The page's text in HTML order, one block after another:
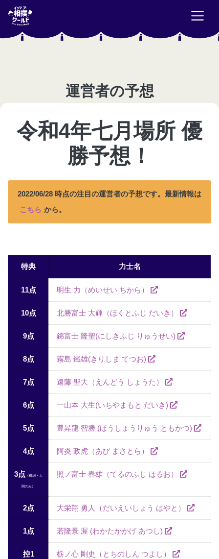
運営者の予想
令和4年七月場所 優
勝予想！
2022/06/28 時点の注目の運営者の予想です。最新情報は
こちら から。
特典 力士名
11点 明生 力（めいせい ちから）
10点 北勝富士 大輝（ほくとふじ だいき）
9点 錦富士 隆聖(にしきふじ りゅうせい)
8点 霧島 鐵雄(きりしま てつお)
7点 遠藤 聖大（えんどう しょうた）
6点 一山本 大生(いちやまもと だいき)
5点 豊昇龍 智勝 (ほうしょうりゅう ともかつ)
4点 阿炎 政虎（あび まさとら）
3点 （横綱・大
関のみ）
照ノ富士 春雄（てるのふじ はるお）
2点 大栄翔 勇人（だいえいしょう はやと）
1点 若隆景 渥 (わかたかかげ あつし)
控1 栃ノ心 剛史（とちのしん つよし）